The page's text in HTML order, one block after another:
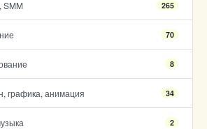
SMM 265
70
8
графика, анимация 34
2